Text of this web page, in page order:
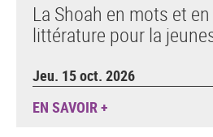
La Shoah en mots et
littérature pour la
Jeu. 15 oct. 2026
EN SAVOIR +